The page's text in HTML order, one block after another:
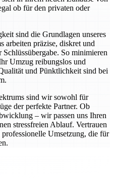
ob für den privaten oder
sind die Grundlagen unseres
arbeiten präzise, diskret und
So minimieren
Umzug reibungslos und
und Pünktlichkeit sind bei
sind wir sowohl für
der perfekte Partner. Ob
– wir passen uns Ihren
stressfreien Ablauf. Vertrauen
Umsetzung, die für